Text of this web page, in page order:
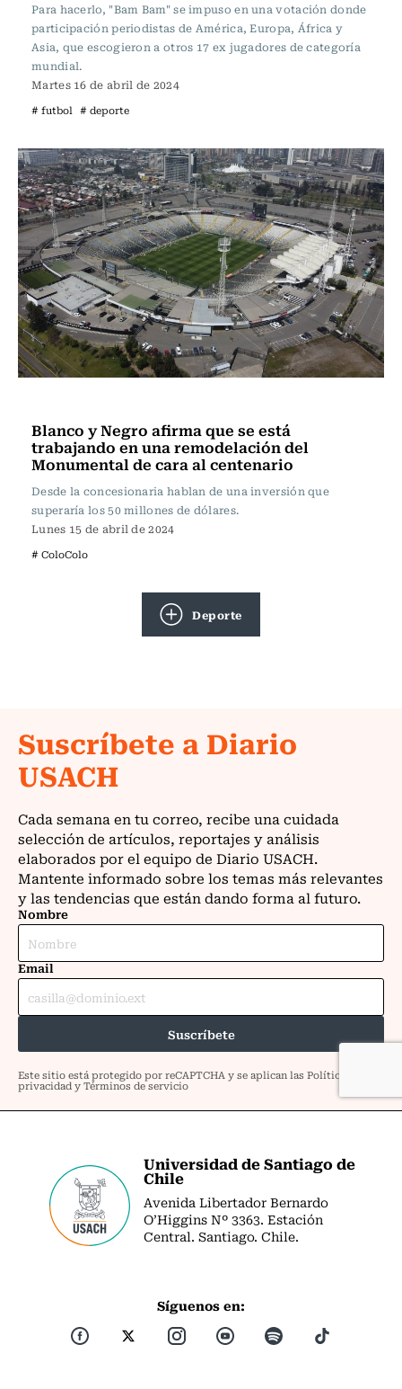
Para hacerlo, "Bam Bam" se impuso en una votación donde
participación periodistas de América, Europa, África y
Asia, que escogieron a otros 17 ex jugadores de categoría
mundial.
Martes 16 de abril de 2024
# futbol # deporte
Blanco y Negro afirma que se está
trabajando en una remodelación del
Monumental de cara al centenario
Desde la concesionaria hablan de una inversión que
superaría los 50 millones de dólares.
Lunes 15 de abril de 2024
# ColoColo
Deporte
Universidad de Santiago de
Chile
Avenida Libertador Bernardo
O’Higgins Nº 3363. Estación
Central. Santiago. Chile.
Síguenos en: